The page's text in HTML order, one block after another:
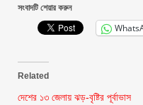
সংবাদটি শেয়ার করুন
Related
দেশের ১৩ জেলায় ঝড়-বৃষ্টির পূর্বাভাস